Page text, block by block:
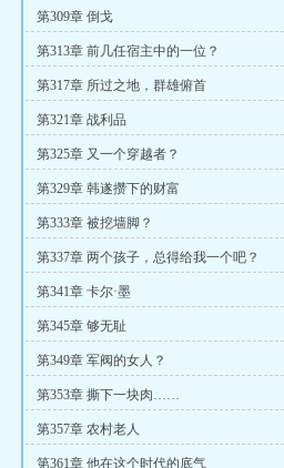
第309章 倒戈
第313章 前几任宿主中的一位？
第317章 所过之地，群雄俯首
第321章 战利品
第325章 又一个穿越者？
第329章 韩遂攒下的财富
第333章 被挖墙脚？
第337章 两个孩子，总得给我一个吧？
第341章 卡尔·墨
第345章 够无耻
第349章 军阀的女人？
第353章 撕下一块肉……
第357章 农村老人
第361章 他在这个时代的底气